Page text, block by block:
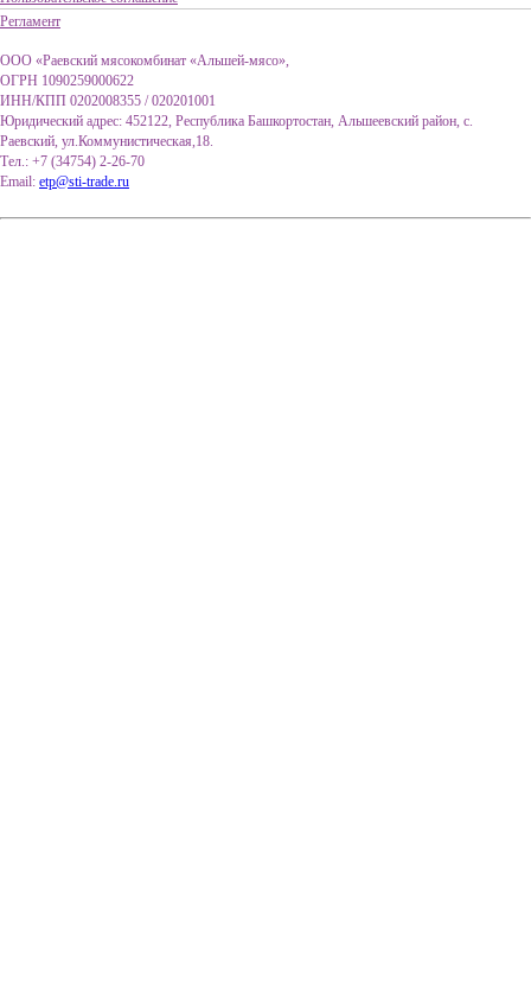
Регламент
ООО «Раевский мясокомбинат «Альшей-мясо»,
ОГРН 1090259000622
ИНН/КПП 0202008355 / 020201001
Юридический адрес: 452122, Республика Башкортостан, Альшеевский район, с.
Раевский, ул.Коммунистическая,18.
Тел.: +7 (34754) 2-26-70
Email: etp@sti-trade.ru